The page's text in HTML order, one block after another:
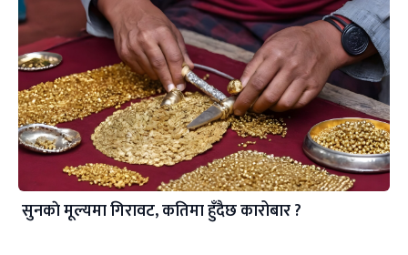
सुनकाे मूल्यमा गिरावट, कतिमा हुँदैछ कारोबार ?